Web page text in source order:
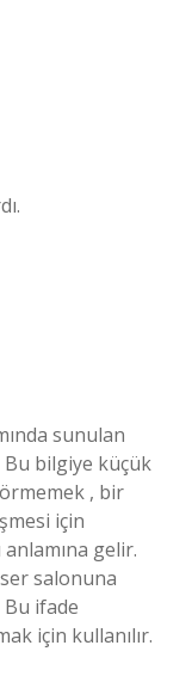
sunulan
Bu bilgiye küçük
, bir
için
gelir.
salonuna
ifade
için kullanılır.